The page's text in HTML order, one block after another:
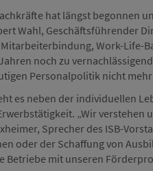
hat längst begonnen
Wahl, Geschäftsführender
Work-Life-
noch zu
Personalpolitik nicht
es neben der individuellen
„Wir verstehen
Sprecher des ISB-
oder der Schaffung von
mit unseren